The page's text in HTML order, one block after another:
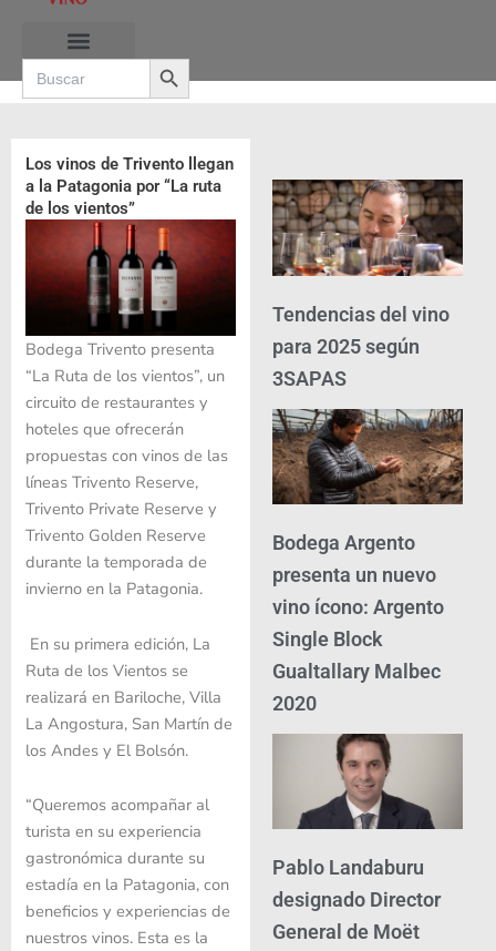
contenido
Search
for:
Search Button
Los vinos de Trivento llegan
a la Patagonia por “La ruta
de los vientos”
Bodega Trivento presenta
“La Ruta de los vientos”, un
circuito de restaurantes y
hoteles que ofrecerán
propuestas con vinos de las
líneas Trivento Reserve,
Trivento Private Reserve y
Trivento Golden Reserve
durante la temporada de
invierno en la Patagonia.
En su primera edición, La
Ruta de los Vientos se
realizará en Bariloche, Villa
La Angostura, San Martín de
los Andes y El Bolsón.
“Queremos acompañar al
turista en su experiencia
gastronómica durante su
estadía en la Patagonia, con
beneficios y experiencias de
nuestros vinos. Esta es la
Tendencias del vino
para 2025 según
3SAPAS
Bodega Argento
presenta un nuevo
vino ícono: Argento
Single Block
Gualtallary Malbec
2020
Pablo Landaburu
designado Director
General de Moët